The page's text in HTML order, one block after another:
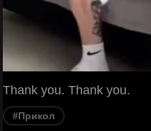
Thank you. Thank you.
#Прикол